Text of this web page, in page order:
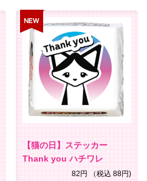
【猫の日】ステッカー
Thank you ハチワレ
82円 （税込 88円)